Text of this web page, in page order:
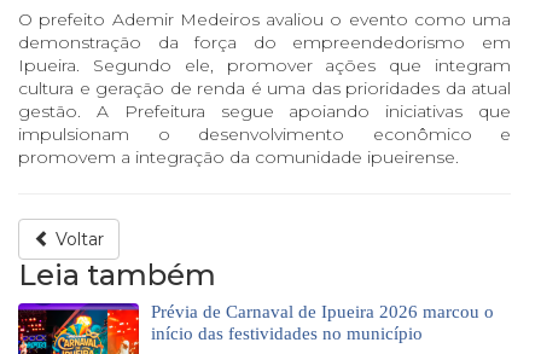
O prefeito Ademir Medeiros avaliou o evento como uma
demonstração da força do empreendedorismo em
Ipueira. Segundo ele, promover ações que integram
cultura e geração de renda é uma das prioridades da atual
gestão. A Prefeitura segue apoiando iniciativas que
impulsionam o desenvolvimento econômico e
promovem a integração da comunidade ipueirense.
Voltar
Leia também
Prévia de Carnaval de Ipueira 2026 marcou o
início das festividades no município